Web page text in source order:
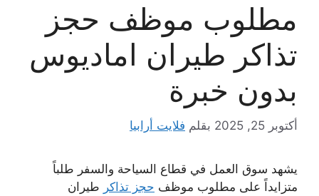
مطلوب موظف حجز
تذاكر طيران اماديوس
بدون خبرة
أكتوبر 25, 2025 بقلم فلايت أرابيا
يشهد سوق العمل في قطاع السياحة والسفر طلباً
متزايداً على مطلوب موظف حجز تذاكر طيران